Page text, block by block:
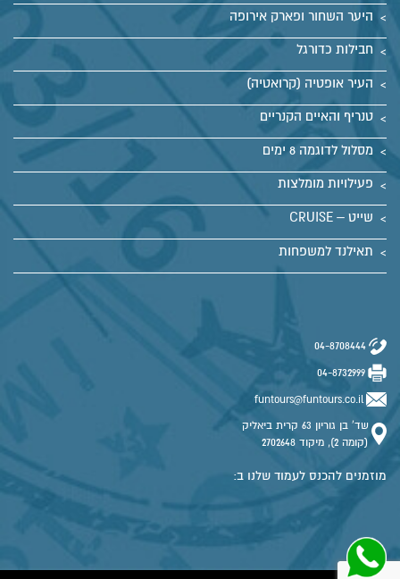
היער השחור ופארק אירופה
חבילות כדורגל
העיר אופטיה (קרואטיה)
טנריף והאיים הקנריים
מסלול לדוגמה 8 ימים
פעילויות מומלצות
שייט – CRUISE
תאילנד למשפחות
04-8708444
04-8732999
funtours@funtours.co.il
שד' בן גוריון 63 קרית ביאליק
(קומה 2), מיקוד 2702648
מוזמנים להכנס לעמוד שלנו ב: